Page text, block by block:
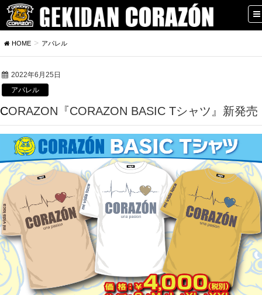
HOME アパレル
2022年6月25日
アパレル
CORAZON『CORAZON BASIC Tシャツ』新発売